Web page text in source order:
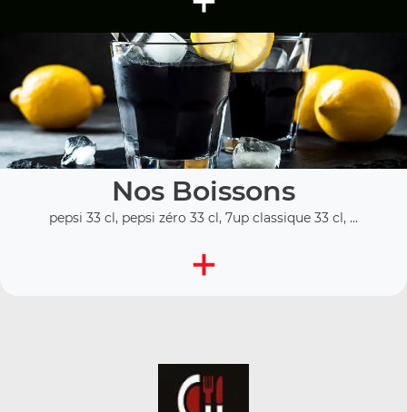
Nos Boissons
pepsi 33 cl, pepsi zéro 33 cl, 7up classique 33 cl, ...
+